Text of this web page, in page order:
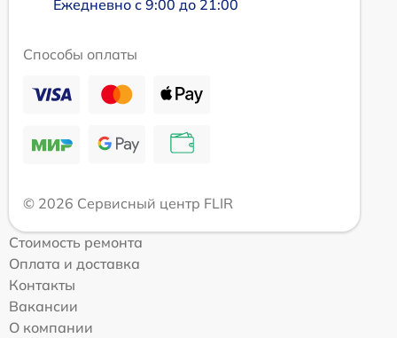
Ежедневно с 9:00 до 21:00
Способы оплаты
© 2026 Сервисный центр FLIR
Стоимость ремонта
Оплата и доставка
Контакты
Вакансии
О компании